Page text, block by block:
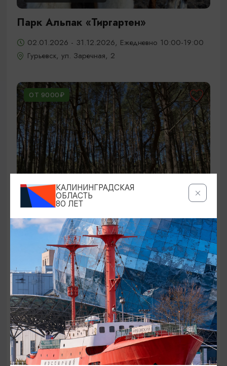
Парк Альпак «Тиргартен»
02.01.2026 - 31.12.2026, Ежедневно 10:00-19:00
Гурьевск, ул. Заречная, 2
ОТ 9000₽
ЭКСКУРСИИ УЧРЕЖДЕНИЙ КУЛЬТУРЫ
Аудиоспектакль «Истории Куршской
косы»
01.02.2026 - 31.12.2026, 13:00
Куршская коса
ОТ 2500₽
КАЛИНИНГРАДСКАЯ
ОБЛАСТЬ
80 ЛЕТ